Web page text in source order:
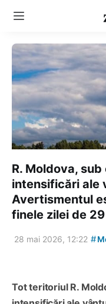
R. Moldova,
intensificări ale
Avertismentul
finele zilei de
28 mai 2026, 12:22 #
Tot teritoriul R.